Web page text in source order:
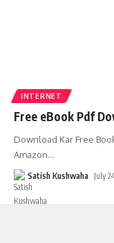
INTERNET
Free eBook Pdf
Download Kar Free
Amazon…
Satish Kushwaha July